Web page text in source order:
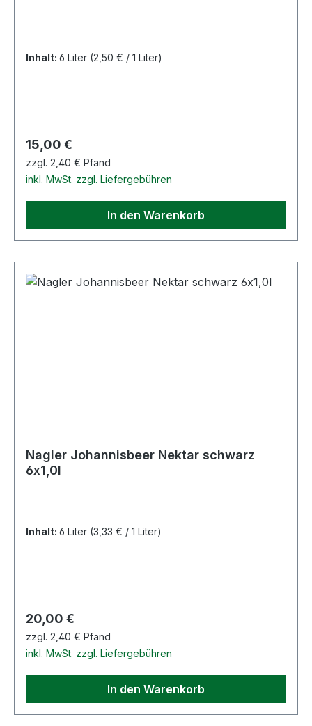
Inhalt: 6 Liter (2,50 € / 1 Liter)
Regulärer Preis:
15,00 €
zzgl. 2,40 € Pfand
inkl. MwSt. zzgl. Liefergebühren
In den Warenkorb
Nagler Johannisbeer Nektar schwarz
6x1,0l
Inhalt: 6 Liter (3,33 € / 1 Liter)
Regulärer Preis:
20,00 €
zzgl. 2,40 € Pfand
inkl. MwSt. zzgl. Liefergebühren
In den Warenkorb